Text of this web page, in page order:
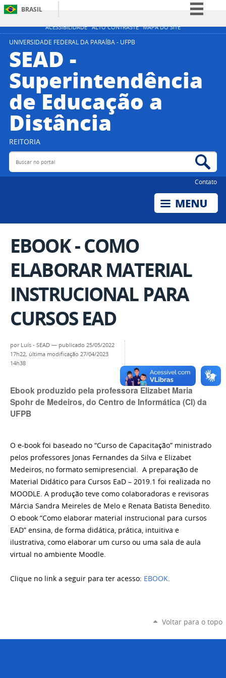
ACESSIBILIDADE ALTO CONTRASTE MAPA DO SITE
BRASIL
Simplifique!
Acesso à informação
Legislação
Canais
UNIVERSIDADE FEDERAL DA PARAÍBA - UFPB
SEAD -
Superintendência
de Educação a
Distância
REITORIA
Buscar no portal
Contato
EBOOK - COMO
ELABORAR MATERIAL
INSTRUCIONAL PARA
CURSOS EAD
por Luís - SEAD — publicado 25/05/2022
17h22, última modificação 27/04/2023
14h38
Ebook produzido pela professora Elizabet Maria
Spohr de Medeiros, do Centro de Informática (CI) da
UFPB
O e-book foi baseado no “Curso de Capacitação” ministrado
pelos professores Jonas Fernandes da Silva e Elizabet
Medeiros, no formato semipresencial. A preparação de
Material Didático para Cursos EaD – 2019.1 foi realizada no
MOODLE. A produção teve como colaboradoras e revisoras
Márcia Sandra Meireles de Melo e Renata Batista Benedito.
O ebook “Como elaborar material instrucional para cursos
EAD” ensina, de forma didática, prática, intuitiva e
ilustrativa, como elaborar um curso ou uma sala de aula
virtual no ambiente Moodle.
Clique no link a seguir para ter acesso: EBOOK.
Voltar para o topo